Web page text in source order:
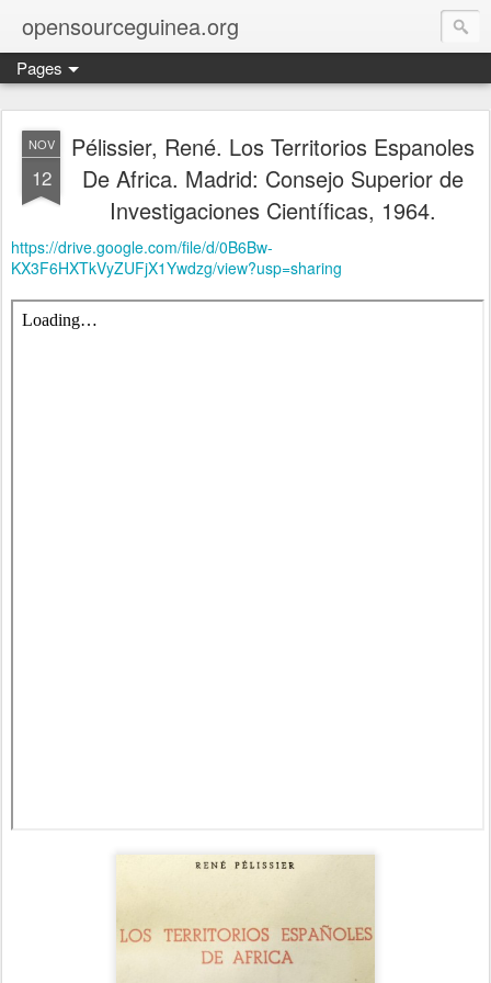
opensourceguinea.org
Pages
NOV
12
Pélissier, René. Los Territorios Espanoles
De Africa. Madrid: Consejo Superior de
Investigaciones Científicas, 1964.
https://drive.google.com/file/d/0B6Bw-
KX3F6HXTkVyZUFjX1Ywdzg/view?usp=sharing